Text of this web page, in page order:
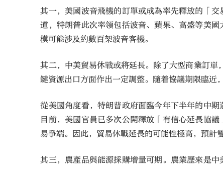
其一，美國波音飛機的訂單或成為率先釋放的「
道，特朗普此次率領包括波音、蘋果、高盛等美
模可能涉及約數百架波音客機。
其二，中美貿易休戰或將延長。除了大型商業訂
鍵資源出口方面作出一定調整。隨着協議期限臨近
從美國角度看，特朗普政府面臨今年下半年的中
目前，美國官員已多次公開釋放「有信心延長協
易爭端。因此，貿易休戰延長的可能性極高，預計
其三，農產品與能源採購增量可期。農業歷來是